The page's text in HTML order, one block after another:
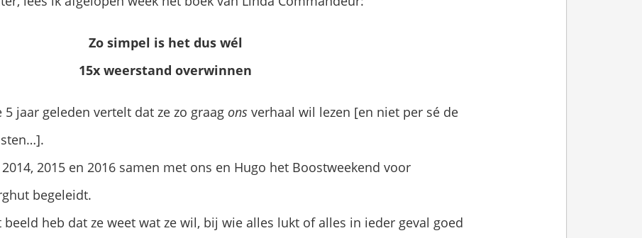
Zo simpel is het dus wél
15x weerstand overwinnen
jaar geleden vertelt dat ze zo graag ons verhaal wil lezen [en niet per sé de
2015 en 2016 samen met ons en Hugo het Boostweekend voor
begeleidt.
beeld heb dat ze weet wat ze wil, bij wie alles lukt of alles in ieder geval goed